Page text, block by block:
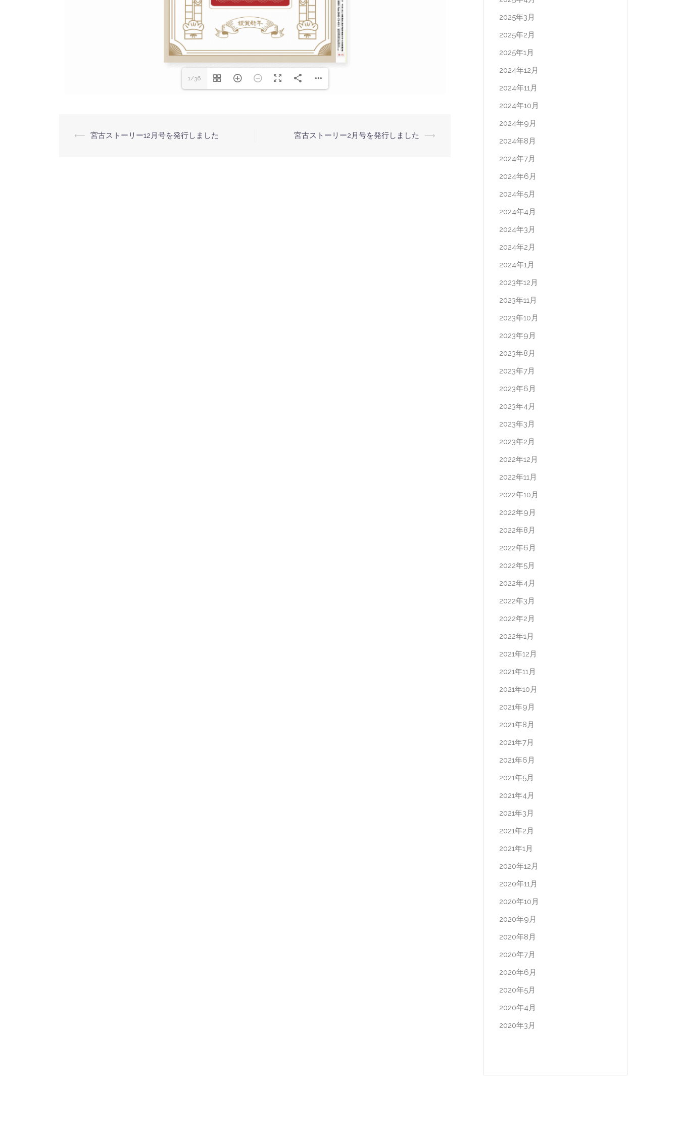
1/36
⟵ 宮古ストーリー12月号を発行しました 宮古ストーリー2月号を発行しました ⟶
2025年3月
2025年2月
2025年1月
2024年12月
2024年11月
2024年10月
2024年9月
2024年8月
2024年7月
2024年6月
2024年5月
2024年4月
2024年3月
2024年2月
2024年1月
2023年12月
2023年11月
2023年10月
2023年9月
2023年8月
2023年7月
2023年6月
2023年4月
2023年3月
2023年2月
2022年12月
2022年11月
2022年10月
2022年9月
2022年8月
2022年6月
2022年5月
2022年4月
2022年3月
2022年2月
2022年1月
2021年12月
2021年11月
2021年10月
2021年9月
2021年8月
2021年7月
2021年6月
2021年5月
2021年4月
2021年3月
2021年2月
2021年1月
2020年12月
2020年11月
2020年10月
2020年9月
2020年8月
2020年7月
2020年6月
2020年5月
2020年4月
2020年3月